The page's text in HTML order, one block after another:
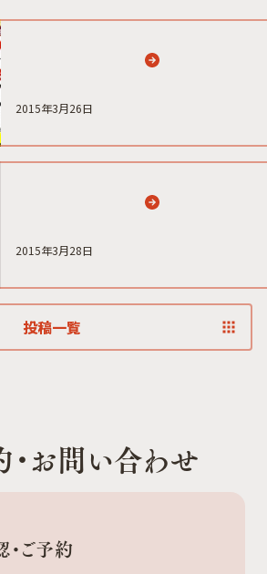
2015年3月26日
2015年3月28日
投稿一覧
お問い合わせ
・ご予約